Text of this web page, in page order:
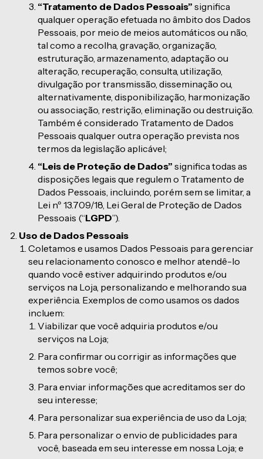
“Tratamento de Dados Pessoais” significa
qualquer operação efetuada no âmbito dos Dados
Pessoais, por meio de meios automáticos ou não,
tal como a recolha, gravação, organização,
estruturação, armazenamento, adaptação ou
alteração, recuperação, consulta, utilização,
divulgação por transmissão, disseminação ou,
alternativamente, disponibilização, harmonização
ou associação, restrição, eliminação ou destruição.
Também é considerado Tratamento de Dados
Pessoais qualquer outra operação prevista nos
termos da legislação aplicável;
“Leis de Proteção de Dados” significa todas as
disposições legais que regulem o Tratamento de
Dados Pessoais, incluindo, porém sem se limitar, a
Lei nº 13.709/18, Lei Geral de Proteção de Dados
Pessoais (“LGPD”).
Uso de Dados Pessoais
Coletamos e usamos Dados Pessoais para gerenciar
seu relacionamento conosco e melhor atendê-lo
quando você estiver adquirindo produtos e/ou
serviços na Loja, personalizando e melhorando sua
experiência. Exemplos de como usamos os dados
incluem:
Viabilizar que você adquiria produtos e/ou
serviços na Loja;
Para confirmar ou corrigir as informações que
temos sobre você;
Para enviar informações que acreditamos ser do
seu interesse;
Para personalizar sua experiência de uso da Loja;
Para personalizar o envio de publicidades para
você, baseada em seu interesse em nossa Loja; e